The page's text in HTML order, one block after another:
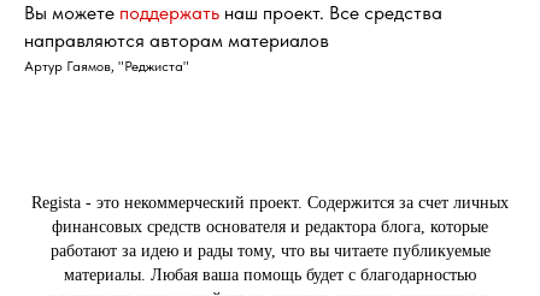
Вы можете поддержать наш проект. Все средства
направляются авторам материалов
Артур Гаямов, "Реджиста"
Regista - это некоммерческий проект. Содержится за счет личных
финансовых средств основателя и редактора блога, которые
работают за идею и рады тому, что вы читаете публикуемые
материалы. Любая ваша помощь будет с благодарностью